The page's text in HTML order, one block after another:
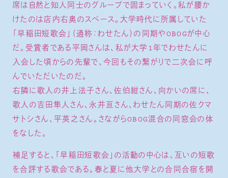
席は自然と知人同士のグループで固まっていく。私が腰か
けたのは店内右奥のスペース。大学時代に所属していた
「早稲田短歌会」（通称：わせたん）の同期やOBOGが中心
だ。受賞者である平岡さんは、私が大学1年でわせたんに
入会した頃からの先輩で、今回もその繋がりで二次会に呼
んでいただいたのだ。
右隣に歌人の井上法子さん、佐伯紺さん、向かいの席に、
歌人の吉田隼人さん、永井亘さん、わせたん同期の佐クマ
サトシさん、平英之さん。さながらOBOG混合の同窓会の体
をなした。
補足すると、「早稲田短歌会」の活動の中心は、互いの短歌
を合評する歌会である。春と夏に他大学との合同合宿を開